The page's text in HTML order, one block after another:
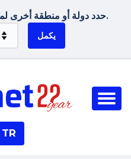
حدد دولة أو منطقة أخرى لمشاهدة المنتجات الخاصة بموقعك.
يكمل
TR